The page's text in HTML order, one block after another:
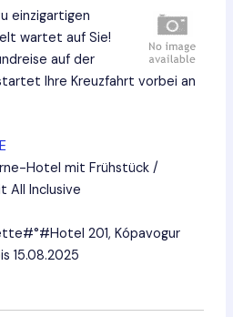
einzigartigen
wartet auf Sie!
auf der
Ihre Kreuzfahrt vorbei an
Hotel mit Frühstück /
All Inclusive
201, Kópavogur
15.08.2025